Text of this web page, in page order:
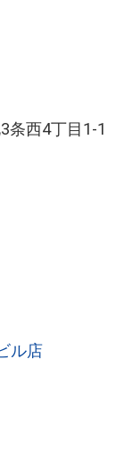
条西4丁目1-1
ル店